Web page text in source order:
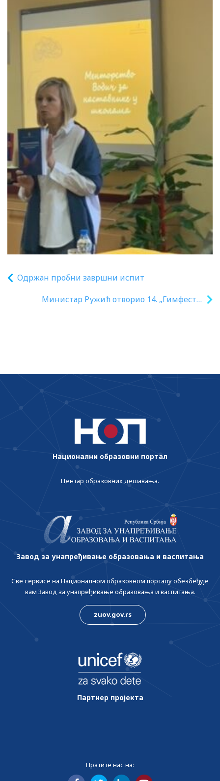
Одржан пробни завршни испит
Министар Ружић отворио 14. „Гимфест –
Национални образовни портал
Центар образовних дешавања.
Завод за унапређивање образовања и васпитања
Све сервисе на Националном образовном порталу обезбеђује
вам Завод за унапређивање образовања и васпитања.
zuov.gov.rs
Партнер пројекта
Пратите нас на: